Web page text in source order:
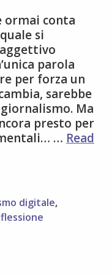
ormai conta
si
parola
per forza un
sarebbe
Ma
presto per
… Read
digitale,